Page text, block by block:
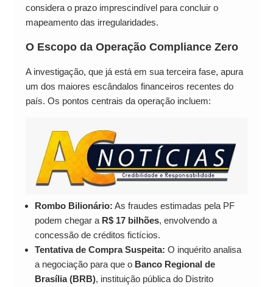
considera o prazo imprescindível para concluir o
mapeamento das irregularidades.
O Escopo da Operação Compliance Zero
A investigação, que já está em sua terceira fase, apura
um dos maiores escândalos financeiros recentes do
país. Os pontos centrais da operação incluem:
Rombo Bilionário: As fraudes estimadas pela PF
podem chegar a R$ 17 bilhões, envolvendo a
concessão de créditos fictícios.
Tentativa de Compra Suspeita: O inquérito analisa
a negociação para que o Banco Regional de
Brasília (BRB), instituição pública do Distrito